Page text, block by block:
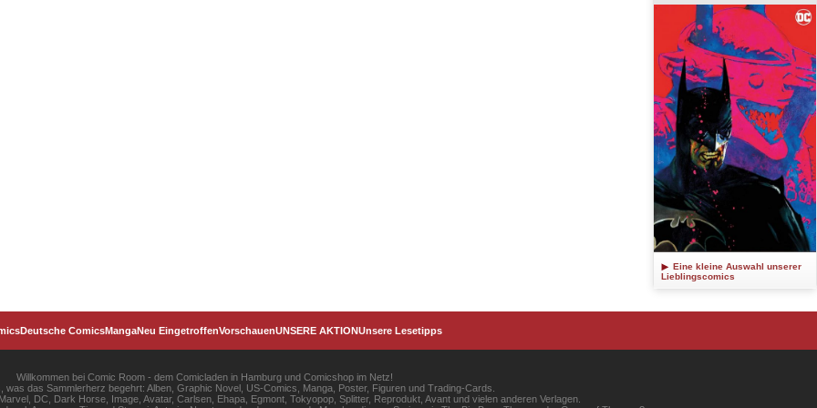
Eine kleine Auswahl unserer
Lieblingscomics
Deutsche ComicsMangaNeu EingetroffenVorschauenUNSERE AKTIONUnsere Lesetipps
Willkommen bei Comic Room - dem Comicladen in Hamburg und Comicshop im Netz!
was das Sammlerherz begehrt: Alben, Graphic Novel, US-Comics, Manga, Poster, Figuren und Trading-Cards.
DC, Dark Horse, Image, Avatar, Carlsen, Ehapa, Egmont, Tokyopop, Splitter, Reprodukt, Avant und vielen anderen Verlagen.